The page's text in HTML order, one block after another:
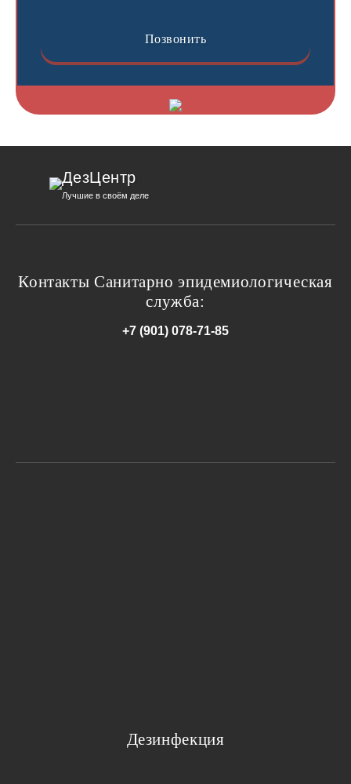
Позвонить
ДезЦентр
Лучшие в своём деле
Контакты Санитарно эпидемиологическая
служба:
+7 (901) 078-71-85
Дезинфекция